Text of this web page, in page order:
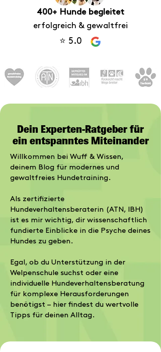
400+ Hunde begleitet
erfolgreich & gewaltfrei
⭐ 5.0
Dein Experten-Ratgeber für
ein entspanntes Miteinander
Willkommen bei Wuff & Wissen,
deinem Blog für modernes und
gewaltfreies Hundetraining.
Als zertifizierte
Hundeverhaltensberaterin (ATN, IBH)
ist es mir wichtig, dir wissenschaftlich
fundierte Einblicke in die Psyche deines
Hundes zu geben.
Egal, ob du Unterstützung in der
Welpenschule suchst oder eine
individuelle Hundeverhaltensberatung
für komplexe Herausforderungen
benötigst – hier findest du wertvolle
Tipps für deinen Alltag.